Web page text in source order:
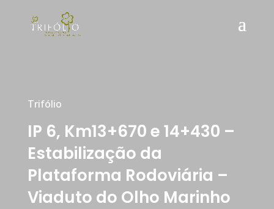
Trifólio
IP 6, Km13+670 e 14+430 –
Estabilização da
Plataforma Rodoviária –
Viaduto do Olho Marinho